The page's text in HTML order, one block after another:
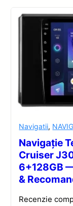
Navigatii,
Navigație
Cruiser
6+128GB
&
Recenzie